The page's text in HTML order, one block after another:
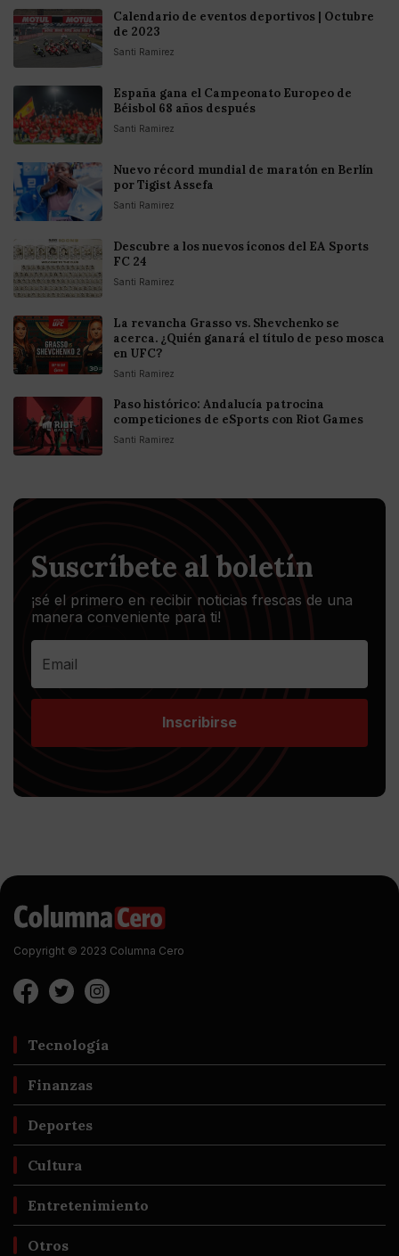
Calendario de eventos deportivos | Octubre
de 2023
Santi Ramirez
España gana el Campeonato Europeo de
Béisbol 68 años después
Santi Ramirez
Nuevo récord mundial de maratón en Berlín
por Tigist Assefa
Santi Ramirez
Descubre a los nuevos íconos del EA Sports
FC 24
Santi Ramirez
La revancha Grasso vs. Shevchenko se
acerca. ¿Quién ganará el título de peso mosca
en UFC?
Santi Ramirez
Paso histórico: Andalucía patrocina
competiciones de eSports con Riot Games
Santi Ramirez
Suscríbete al boletín
¡sé el primero en recibir noticias frescas de una
manera conveniente para ti!
Inscribirse
Copyright © 2023 Columna Cero
Tecnología
Finanzas
Deportes
Cultura
Entretenimiento
Otros